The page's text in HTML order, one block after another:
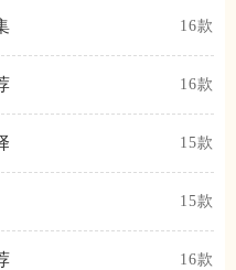
16款
16款
15款
15款
16款